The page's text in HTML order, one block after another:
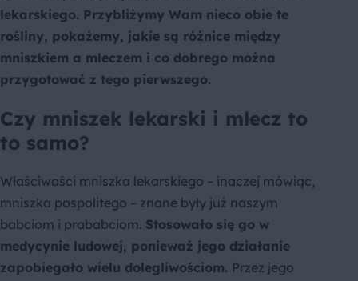
lekarskiego. Przybliżymy Wam nieco obie te
rośliny, pokażemy, jakie są różnice między
mniszkiem a mleczem i co dobrego można
przygotować z tego pierwszego.
Czy mniszek lekarski i mlecz to
to samo?
Właściwości mniszka lekarskiego – inaczej mówiąc,
mniszka pospolitego – znane były już naszym
babciom i prababciom. Stosowało się go w
medycynie ludowej, ponieważ jego działanie
zapobiegało wielu dolegliwościom. Przez jego